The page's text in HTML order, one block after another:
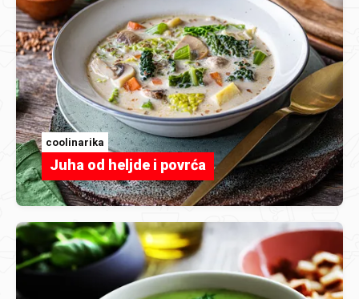
coolinarika
Juha od heljde i povrća